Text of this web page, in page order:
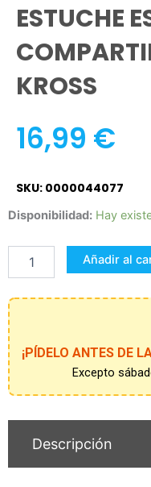
ESTUCHE
KROSS
16,99 €
SKU: 0000044077
Disponibilidad: Hay
ESTUCHE
DOS
COMPARTIMENTOS
-
cantidad
Añadir al
¡PÍDELO ANTES DE
Excepto
Descripción